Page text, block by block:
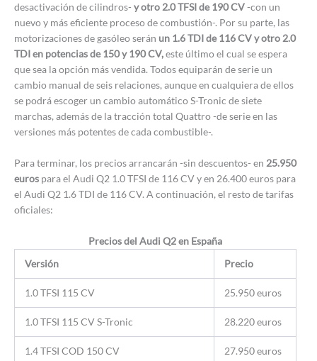
desactivación de cilindros- y otro 2.0 TFSI de 190 CV-con un
nuevo y más eficiente proceso de combustión-. Por su parte, las
motorizaciones de gasóleo serán un 1.6 TDI de 116 CV y otro 2.0
TDI en potencias de 150 y 190 CV,este último el cual se espera
que sea la opción más vendida. Todos equiparán de serie un
cambio manual de seis relaciones, aunque en cualquiera de ellos
se podrá escoger un cambio automático S-Tronic de siete
marchas, además de la tracción total Quattro -de serie en las
versiones más potentes de cada combustible-.
Para terminar, los precios arrancarán -sin descuentos- en 25.950
euros para el Audi Q2 1.0 TFSI de 116 CV y en 26.400 euros para
el Audi Q2 1.6 TDI de 116 CV. A continuación, el resto de tarifas
oficiales:
Precios del Audi Q2 en España
Versión
Precio
1.0 TFSI 115 CV 25.950 euros
1.0 TFSI 115 CV S-Tronic 28.220 euros
1.4 TFSI COD 150 CV 27.950 euros